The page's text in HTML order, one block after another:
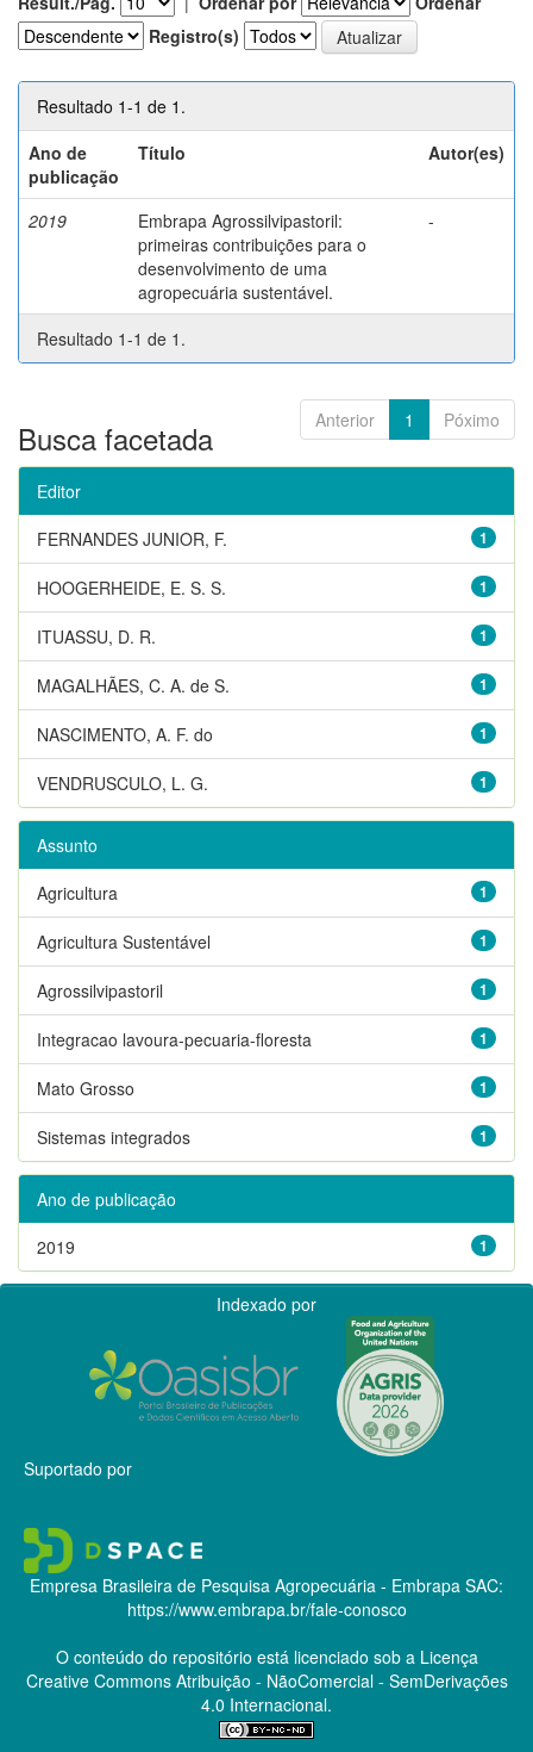
Registro(s)
Resultado 1-1 de 1.
Ano de
publicação
Título Autor(es)
2019
Embrapa Agrossilvipastoril:
primeiras contribuições para o
desenvolvimento de uma
agropecuária sustentável.
-
Resultado 1-1 de 1.
Anterior 1 Póximo
Busca facetada
Editor
1
FERNANDES JUNIOR, F.
1
HOOGERHEIDE, E. S. S.
1
ITUASSU, D. R.
1
MAGALHÃES, C. A. de S.
1
NASCIMENTO, A. F. do
1
VENDRUSCULO, L. G.
Assunto
1
Agricultura
1
Agricultura Sustentável
1
Agrossilvipastoril
1
Integracao lavoura-pecuaria-floresta
1
Mato Grosso
1
Sistemas integrados
Ano de publicação
1
2019
Indexado por
Suportado por
Empresa Brasileira de Pesquisa Agropecuária - Embrapa SAC:
https://www.embrapa.br/fale-conosco
O conteúdo do repositório está licenciado sob a Licença
Creative CommonsAtribuição - NãoComercial - SemDerivações
4.0 Internacional.